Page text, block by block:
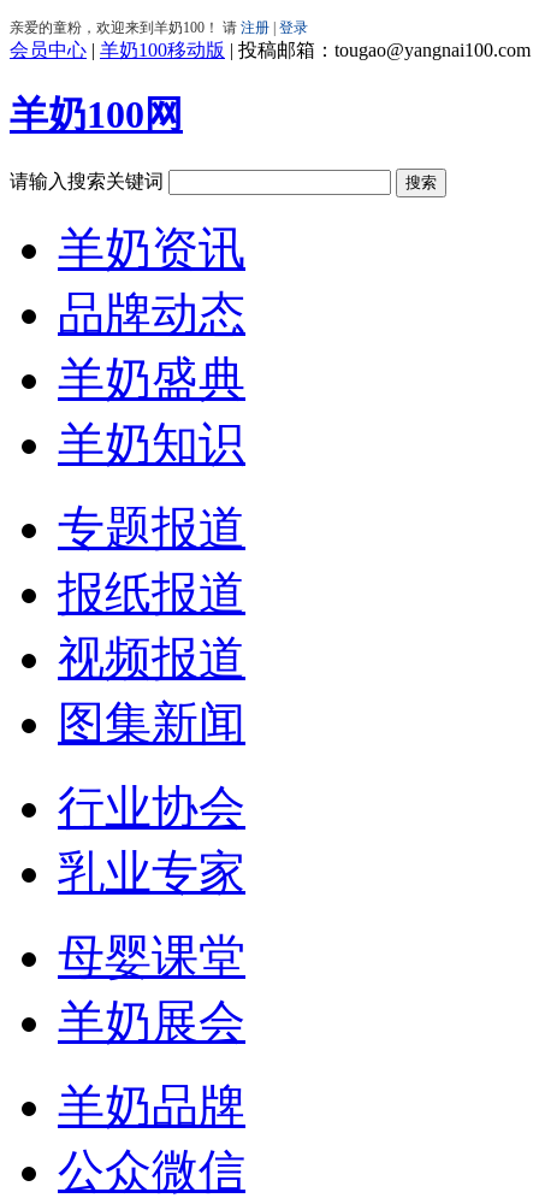
会员中心 | 羊奶100移动版 | 投稿邮箱：tougao@yangnai100.com
羊奶100网
请输入搜索关键词
羊奶资讯
品牌动态
羊奶盛典
羊奶知识
专题报道
报纸报道
视频报道
图集新闻
行业协会
乳业专家
母婴课堂
羊奶展会
羊奶品牌
公众微信